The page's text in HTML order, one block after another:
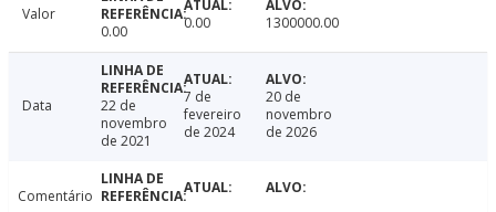
Valor
0.00
0.00 1300000.00
Data
22 de
novembro
de 2021
7 de
fevereiro
de 2024
20 de
novembro
de 2026
Comentário